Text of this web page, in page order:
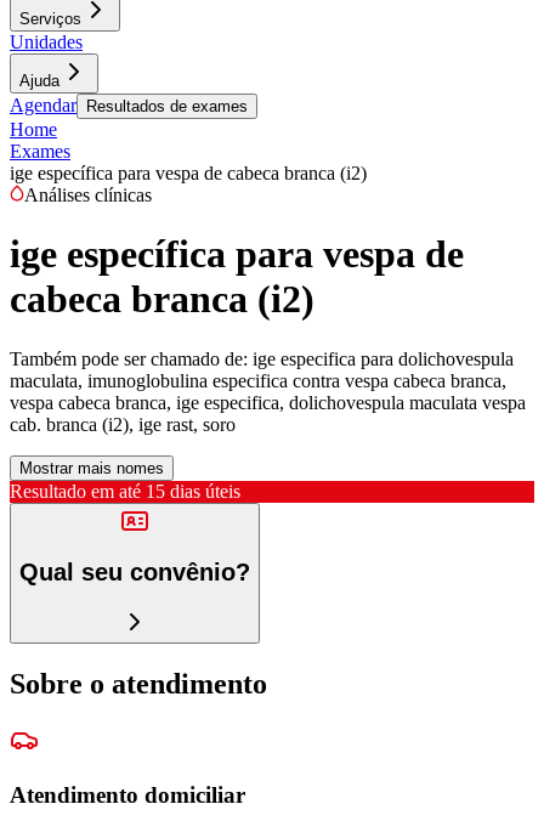
Serviços
Unidades
Ajuda
Agendar Resultados de exames
Home
Exames
ige específica para vespa de cabeca branca (i2)
Análises clínicas
ige específica para vespa de
cabeca branca (i2)
Também pode ser chamado de: ige especifica para dolichovespula
maculata, imunoglobulina especifica contra vespa cabeca branca,
vespa cabeca branca, ige especifica, dolichovespula maculata vespa
cab. branca (i2), ige rast, soro
Mostrar mais nomes
Resultado em até 15 dias úteis
Qual seu convênio?
Sobre o atendimento
Atendimento domiciliar